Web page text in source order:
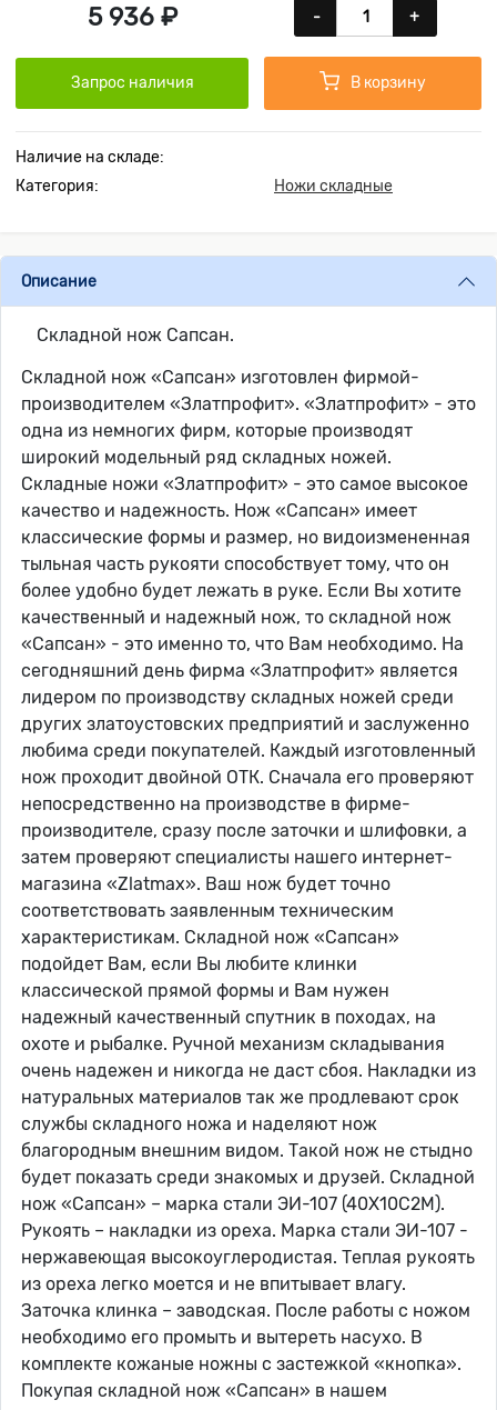
5 936 ₽ - +
Запрос наличия В корзину
Наличие на складе:
Категория:
Ножи складные
Описание
Складной нож Сапсан.
Складной нож «Сапсан» изготовлен фирмой-
производителем «Златпрофит». «Златпрофит» - это
одна из немногих фирм, которые производят
широкий модельный ряд складных ножей.
Складные ножи «Златпрофит» - это самое высокое
качество и надежность. Нож «Сапсан» имеет
классические формы и размер, но видоизмененная
тыльная часть рукояти способствует тому, что он
более удобно будет лежать в руке. Если Вы хотите
качественный и надежный нож, то складной нож
«Сапсан» - это именно то, что Вам необходимо. На
сегодняшний день фирма «Златпрофит» является
лидером по производству складных ножей среди
других златоустовских предприятий и заслуженно
любима среди покупателей. Каждый изготовленный
нож проходит двойной ОТК. Сначала его проверяют
непосредственно на производстве в фирме-
производителе, сразу после заточки и шлифовки, а
затем проверяют специалисты нашего интернет-
магазина «Zlatmax». Ваш нож будет точно
соответствовать заявленным техническим
характеристикам. Складной нож «Сапсан»
подойдет Вам, если Вы любите клинки
классической прямой формы и Вам нужен
надежный качественный спутник в походах, на
охоте и рыбалке. Ручной механизм складывания
очень надежен и никогда не даст сбоя. Накладки из
натуральных материалов так же продлевают срок
службы складного ножа и наделяют нож
благородным внешним видом. Такой нож не стыдно
будет показать среди знакомых и друзей. Складной
нож «Сапсан» – марка стали ЭИ-107 (40Х10С2М).
Рукоять – накладки из ореха. Марка стали ЭИ-107 -
нержавеющая высокоуглеродистая. Теплая рукоять
из ореха легко моется и не впитывает влагу.
Заточка клинка – заводская. После работы с ножом
необходимо его промыть и вытереть насухо. В
комплекте кожаные ножны с застежкой «кнопка».
Покупая складной нож «Сапсан» в нашем